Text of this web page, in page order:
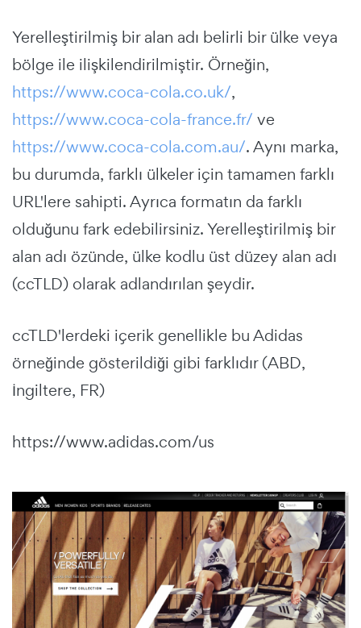
Yerelleştirilmiş bir alan adı belirli bir ülke veya
bölge ile ilişkilendirilmiştir. Örneğin,
https://www.coca-cola.co.uk/,
https://www.coca-cola-france.fr/ ve
https://www.coca-cola.com.au/. Aynı marka,
bu durumda, farklı ülkeler için tamamen farklı
URL'lere sahipti. Ayrıca formatın da farklı
olduğunu fark edebilirsiniz. Yerelleştirilmiş bir
alan adı özünde, ülke kodlu üst düzey alan adı
(ccTLD) olarak adlandırılan şeydir.
ccTLD'lerdeki içerik genellikle bu Adidas
örneğinde gösterildiği gibi farklıdır (ABD,
İngiltere, FR)
https://www.adidas.com/us